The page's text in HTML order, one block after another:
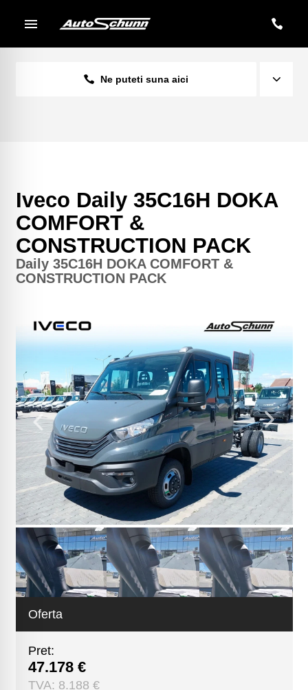
Ne puteti suna aici
Iveco Daily 35C16H DOKA
COMFORT &
CONSTRUCTION PACK
Daily 35C16H DOKA COMFORT &
CONSTRUCTION PACK
Oferta
Pret:
47.178 €
TVA: 8.188 €